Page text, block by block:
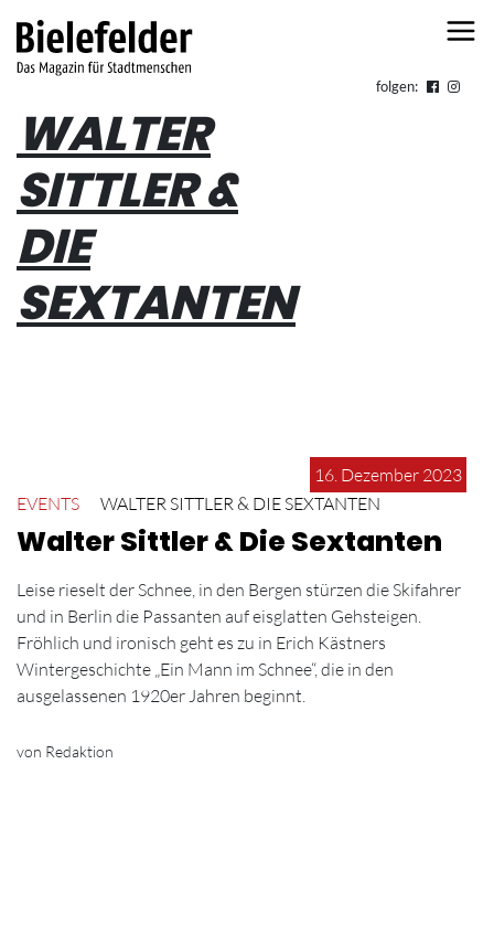
folgen:
WALTER
SITTLER &
DIE
SEXTANTEN
16. Dezember 2023
EVENTS
WALTER SITTLER & DIE SEXTANTEN
Walter Sittler & Die Sextanten
Leise rieselt der Schnee, in den Bergen stürzen die Skifahrer
und in Berlin die Passanten auf eisglatten Gehsteigen.
Fröhlich und ironisch geht es zu in Erich Kästners
Wintergeschichte „Ein Mann im Schnee“, die in den
ausgelassenen 1920er Jahren beginnt.
von Redaktion